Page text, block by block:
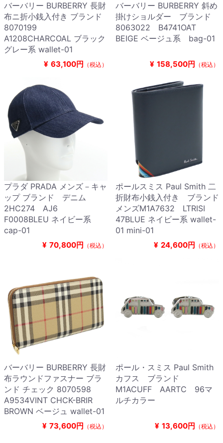
バーバリー BURBERRY 長財
布ニ折小銭入付き ブランド
8070199
A1208CHARCOAL ブラック
グレー系 wallet-01
¥ 63,100円 （税込）
バーバリー BURBERRY 斜め
掛けショルダー ブランド
8063022 B4741OAT
BEIGE ベージュ系 bag-01
¥ 158,500円 （税込）
プラダ PRADA メンズ－キャ
ップ ブランド デニム
2HC274 AJ6
F0008BLEU ネイビー系
cap-01
¥ 70,800円 （税込）
ポールスミス Paul Smith 二
折財布小銭入付き ブランド
メンズM1A7632 LTRISI
47BLUE ネイビー系 wallet-
01 mini-01
¥ 24,600円 （税込）
バーバリー BURBERRY 長財
布ラウンドファスナー ブラ
ンド チェック 8070598
A9534VINT CHCK-BRIR
BROWN ベージュ wallet-01
¥ 73,600円 （税込）
ポール・スミス Paul Smith
カフス ブランド
M1ACUFF AARTC 96マ
ルチカラー
¥ 13,600円 （税込）